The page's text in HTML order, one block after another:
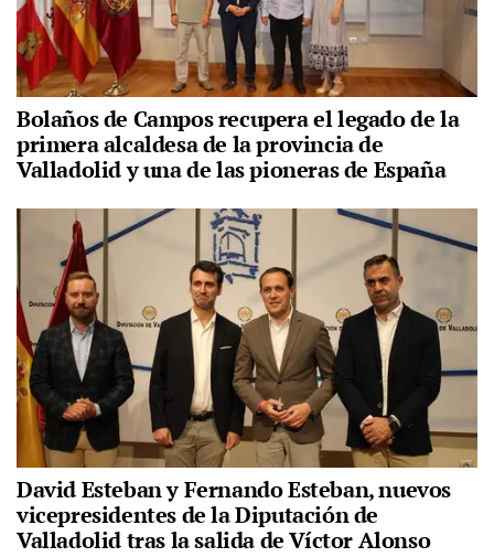
Bolaños de Campos recupera el legado de la
primera alcaldesa de la provincia de
Valladolid y una de las pioneras de España
David Esteban y Fernando Esteban, nuevos
vicepresidentes de la Diputación de
Valladolid tras la salida de Víctor Alonso